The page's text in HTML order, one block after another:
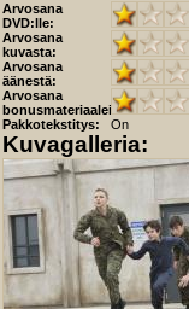
Arvosana
DVD:lle:
Arvosana
kuvasta:
Arvosana
äänestä:
Arvosana
bonusmateriaaleista:
Pakkotekstitys:
On
Kuvagalleria: